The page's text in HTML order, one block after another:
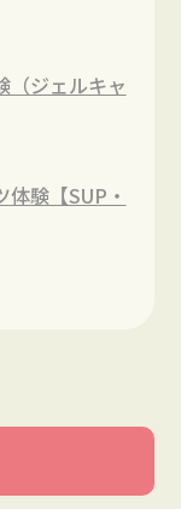
（ジェルキャ
験【SUP・